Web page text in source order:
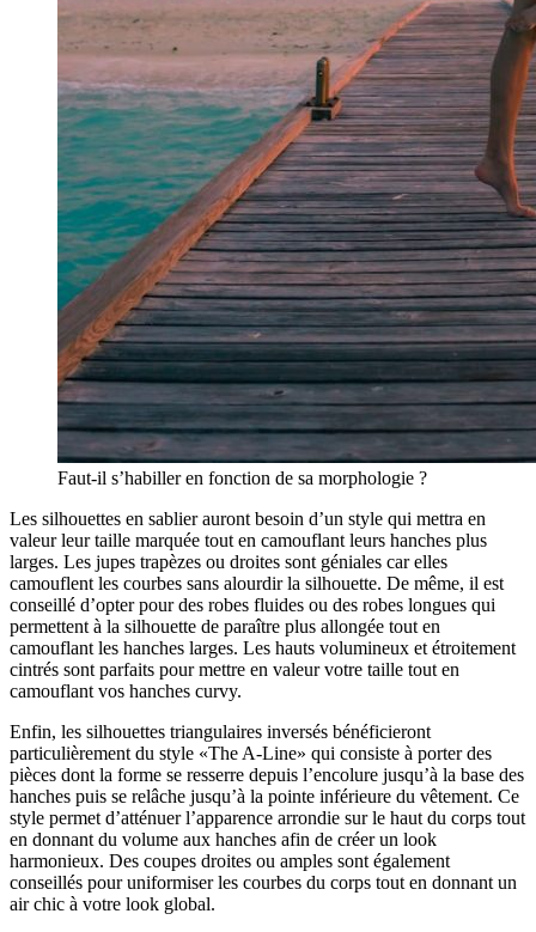
Faut-il s’habiller en fonction de sa morphologie ?
Les silhouettes en sablier auront besoin d’un style qui mettra en
valeur leur taille marquée tout en camouflant leurs hanches plus
larges. Les jupes trapèzes ou droites sont géniales car elles
camouflent les courbes sans alourdir la silhouette. De même, il est
conseillé d’opter pour des robes fluides ou des robes longues qui
permettent à la silhouette de paraître plus allongée tout en
camouflant les hanches larges. Les hauts volumineux et étroitement
cintrés sont parfaits pour mettre en valeur votre taille tout en
camouflant vos hanches curvy.
Enfin, les silhouettes triangulaires inversés bénéficieront
particulièrement du style «The A-Line» qui consiste à porter des
pièces dont la forme se resserre depuis l’encolure jusqu’à la base des
hanches puis se relâche jusqu’à la pointe inférieure du vêtement. Ce
style permet d’atténuer l’apparence arrondie sur le haut du corps tout
en donnant du volume aux hanches afin de créer un look
harmonieux. Des coupes droites ou amples sont également
conseillés pour uniformiser les courbes du corps tout en donnant un
air chic à votre look global.